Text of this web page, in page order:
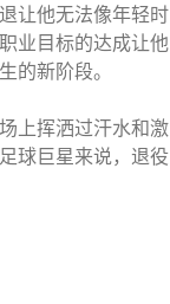
让他无法像年轻时
业目标的达成让他
的新阶段。
上挥洒过汗水和激
球巨星来说，退役